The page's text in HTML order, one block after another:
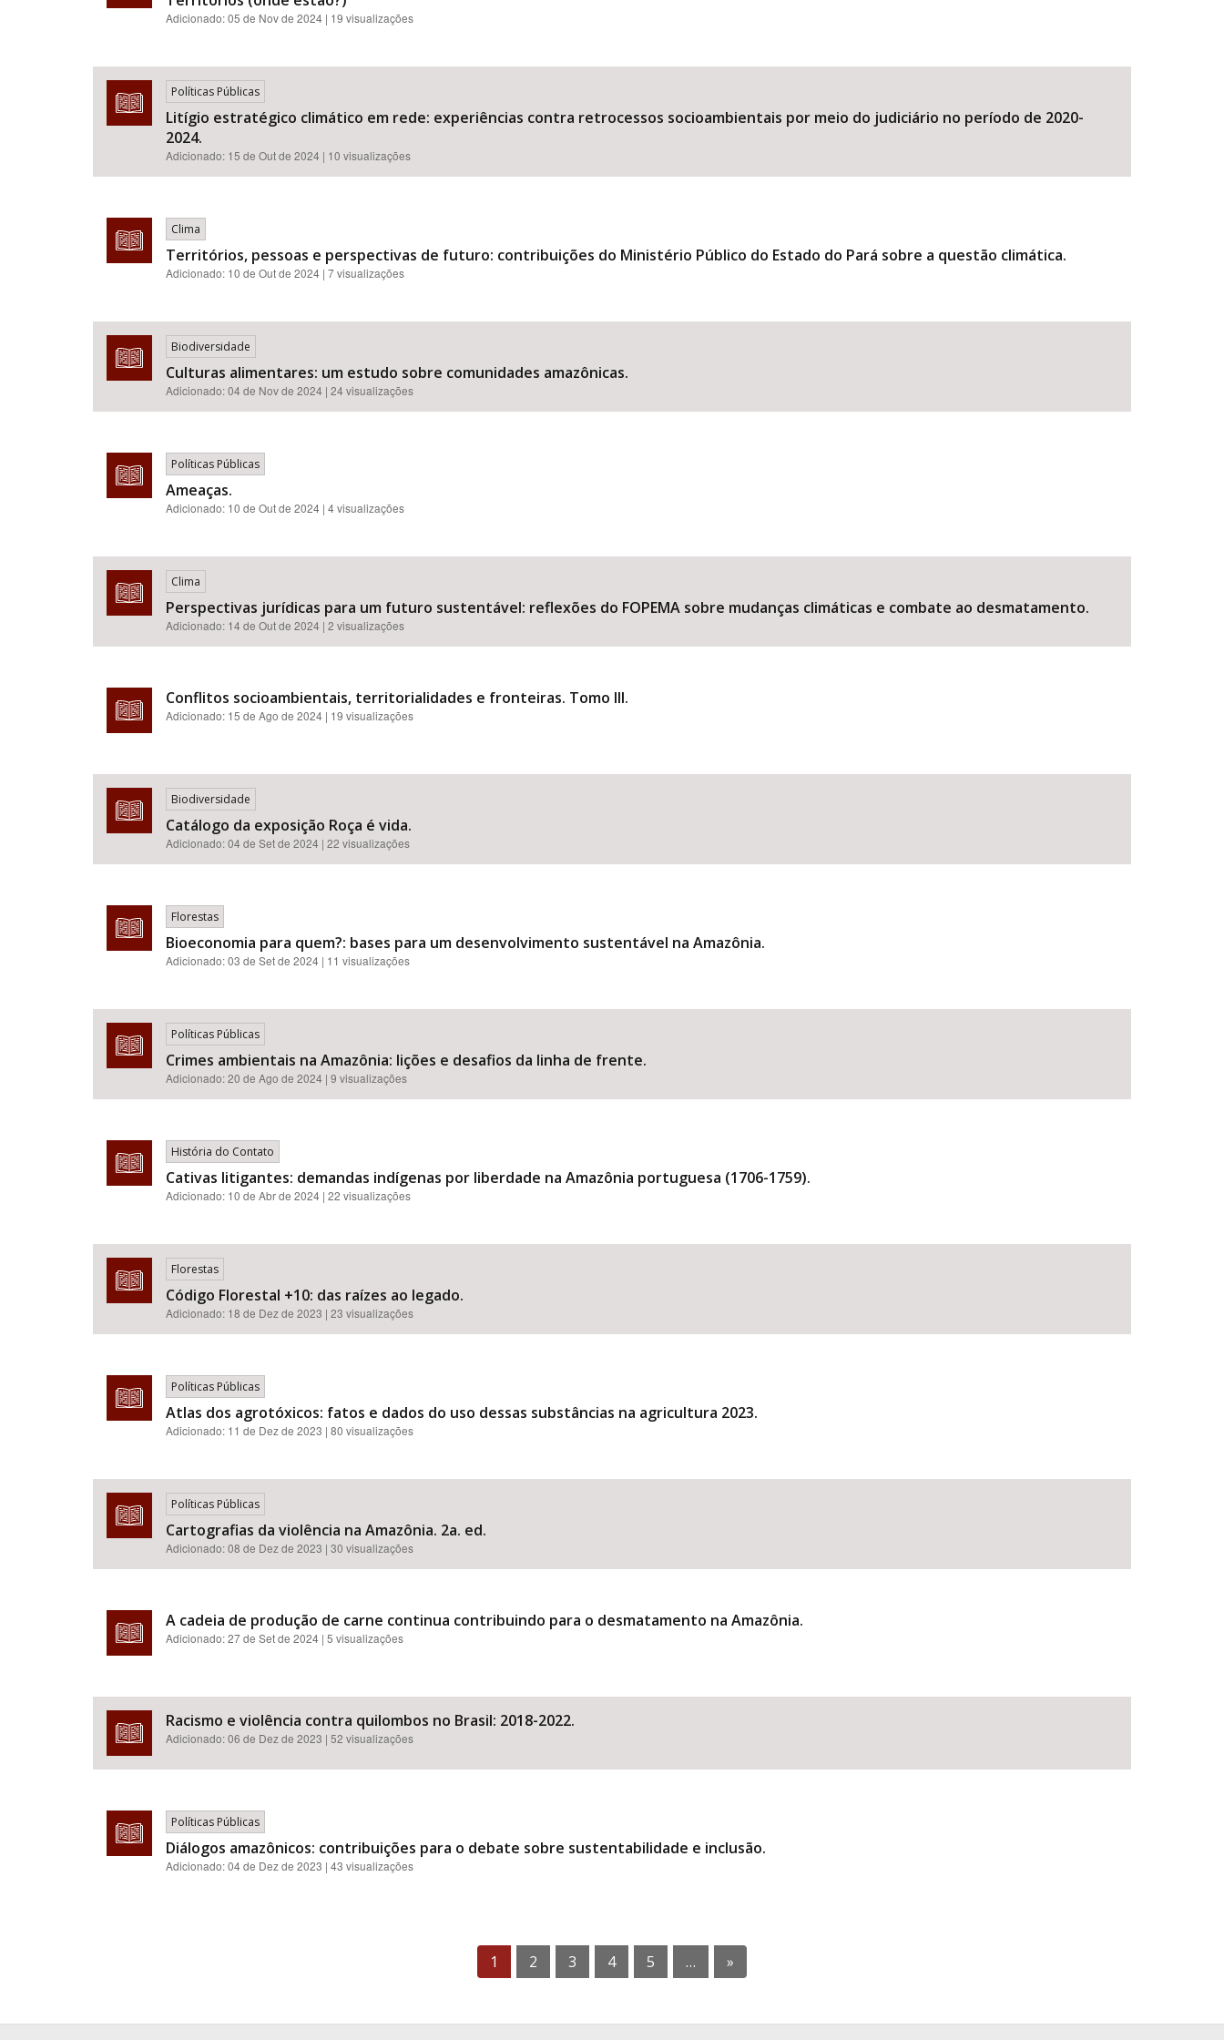
Adicionado:05 de Nov de 2024 | 19 visualizações
Políticas Públicas
Litígio estratégico climático em rede: experiências contra retrocessos socioambientais por meio do judiciário no período de 2020-
2024.
Adicionado: 15 de Out de 2024 | 10 visualizações
Clima
Territórios, pessoas e perspectivas de futuro: contribuições do Ministério Público do Estado do Pará sobre a questão climática.
Adicionado: 10 de Out de 2024 | 7 visualizações
Biodiversidade
Culturas alimentares: um estudo sobre comunidades amazônicas.
Adicionado:04 de Nov de 2024 | 24 visualizações
Políticas Públicas
Ameaças.
Adicionado: 10 de Out de 2024 | 4 visualizações
Clima
Perspectivas jurídicas para um futuro sustentável: reflexões do FOPEMA sobre mudanças climáticas e combate ao desmatamento.
Adicionado: 14 de Out de 2024 | 2 visualizações
Conflitos socioambientais, territorialidades e fronteiras. Tomo III.
Adicionado: 15 de Ago de 2024 | 19 visualizações
Biodiversidade
Catálogo da exposição Roça é vida.
Adicionado:04 de Set de 2024 | 22 visualizações
Florestas
Bioeconomia para quem?: bases para um desenvolvimento sustentável na Amazônia.
Adicionado:03 de Set de 2024 | 11 visualizações
Políticas Públicas
Crimes ambientais na Amazônia: lições e desafios da linha de frente.
Adicionado:20 de Ago de 2024 | 9 visualizações
História do Contato
Cativas litigantes: demandas indígenas por liberdade na Amazônia portuguesa (1706-1759).
Adicionado: 10 de Abr de 2024 | 22 visualizações
Florestas
Código Florestal +10: das raízes ao legado.
Adicionado: 18 de Dez de 2023 | 23 visualizações
Políticas Públicas
Atlas dos agrotóxicos: fatos e dados do uso dessas substâncias na agricultura 2023.
Adicionado: 11 de Dez de 2023 | 80 visualizações
Políticas Públicas
Cartografias da violência na Amazônia. 2a. ed.
Adicionado:08 de Dez de 2023 | 30 visualizações
A cadeia de produção de carne continua contribuindo para o desmatamento na Amazônia.
Adicionado:27 de Set de 2024 | 5 visualizações
Racismo e violência contra quilombos no Brasil: 2018-2022.
Adicionado:06 de Dez de 2023 | 52 visualizações
Políticas Públicas
Diálogos amazônicos: contribuições para o debate sobre sustentabilidade e inclusão.
Adicionado:04 de Dez de 2023 | 43 visualizações
1 2 3 4 5 … »